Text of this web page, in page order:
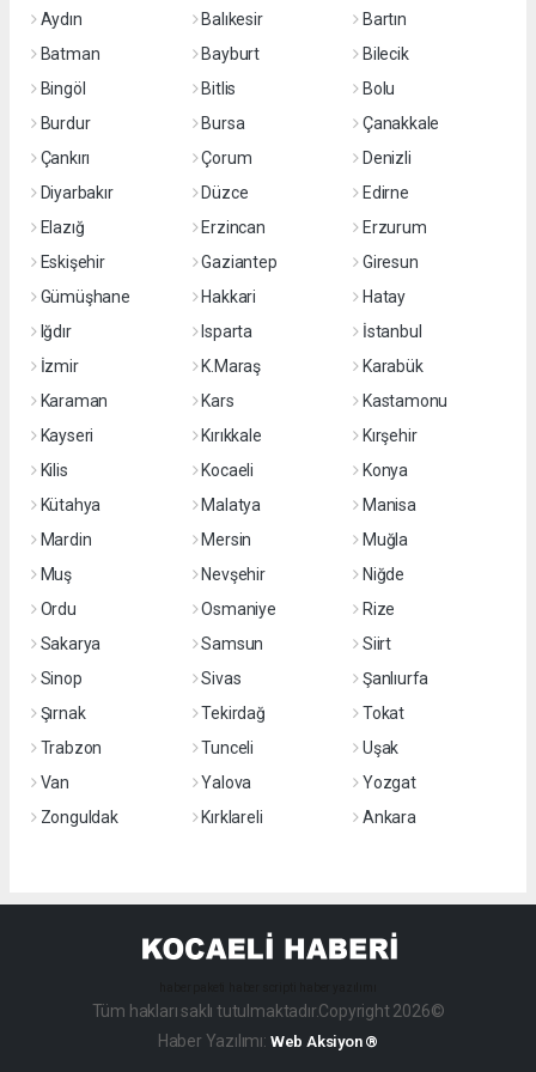
Aydın
Balıkesir
Bartın
Batman
Bayburt
Bilecik
Bingöl
Bitlis
Bolu
Burdur
Bursa
Çanakkale
Çankırı
Çorum
Denizli
Diyarbakır
Düzce
Edirne
Elazığ
Erzincan
Erzurum
Eskişehir
Gaziantep
Giresun
Gümüşhane
Hakkari
Hatay
Iğdır
Isparta
İstanbul
İzmir
K.Maraş
Karabük
Karaman
Kars
Kastamonu
Kayseri
Kırıkkale
Kırşehir
Kilis
Kocaeli
Konya
Kütahya
Malatya
Manisa
Mardin
Mersin
Muğla
Muş
Nevşehir
Niğde
Ordu
Osmaniye
Rize
Sakarya
Samsun
Siirt
Sinop
Sivas
Şanlıurfa
Şırnak
Tekirdağ
Tokat
Trabzon
Tunceli
Uşak
Van
Yalova
Yozgat
Zonguldak
Kırklareli Ankara
Tüm hakları saklı tutulmaktadır.Copyright 2026©
Haber Yazılımı: Web Aksiyon ®